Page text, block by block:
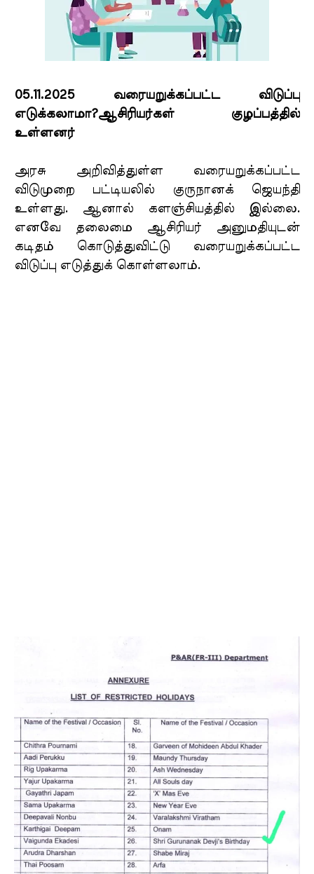
05.11.2025 வரையறுக்கப்பட்ட விடுப்பு
எடுக்கலாமா?ஆசிரியர்கள் குழப்பத்தில்
உள்ளனர்
அரசு அறிவித்துள்ள வரையறுக்கப்பட்ட
விடுமுறை பட்டியலில் குருநானக் ஜெயந்தி
உள்ளது. ஆனால் களஞ்சியத்தில் இல்லை.
எனவே தலைமை ஆசிரியர் அனுமதியுடன்
கடிதம் கொடுத்துவிட்டு வரையறுக்கப்பட்ட
விடுப்பு எடுத்துக் கொள்ளலாம்.